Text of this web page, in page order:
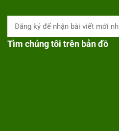
Tìm chúng tôi trên bản đồ